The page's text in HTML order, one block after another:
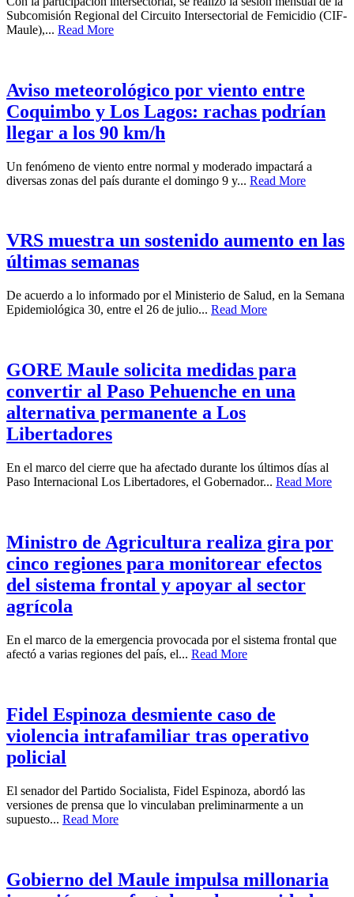
Subcomisión Regional del Circuito Intersectorial de Femicidio (CIF-
Maule),... Read More
Aviso meteorológico por viento entre
Coquimbo y Los Lagos: rachas podrían
llegar a los 90 km/h
Un fenómeno de viento entre normal y moderado impactará a
diversas zonas del país durante el domingo 9 y... Read More
VRS muestra un sostenido aumento en las
últimas semanas
De acuerdo a lo informado por el Ministerio de Salud, en la Semana
Epidemiológica 30, entre el 26 de julio... Read More
GORE Maule solicita medidas para
convertir al Paso Pehuenche en una
alternativa permanente a Los
Libertadores
En el marco del cierre que ha afectado durante los últimos días al
Paso Internacional Los Libertadores, el Gobernador... Read More
Ministro de Agricultura realiza gira por
cinco regiones para monitorear efectos
del sistema frontal y apoyar al sector
agrícola
En el marco de la emergencia provocada por el sistema frontal que
afectó a varias regiones del país, el... Read More
Fidel Espinoza desmiente caso de
violencia intrafamiliar tras operativo
policial
El senador del Partido Socialista, Fidel Espinoza, abordó las
versiones de prensa que lo vinculaban preliminarmente a un
supuesto... Read More
Gobierno del Maule impulsa millonaria